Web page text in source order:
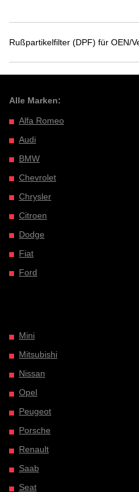
Rußpartikelfilter (DPF) für OEN/
Alle Marken:
Alfa Romeo
Audi
BMW
Chevrolet
Chrysler
Citroen
Dodge
Fiat
Ford
Mini
Mitsubishi
Nissan
Opel
Peugeot
Porsche
Renault
Saab
Seat